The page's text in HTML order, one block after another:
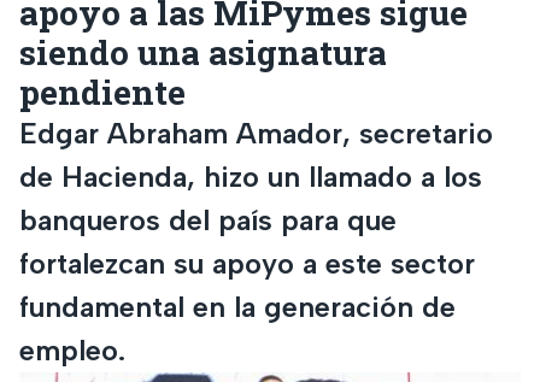
apoyo a las MiPymes sigue
siendo una asignatura
pendiente
Edgar Abraham Amador, secretario
de Hacienda, hizo un llamado a los
banqueros del país para que
fortalezcan su apoyo a este sector
fundamental en la generación de
empleo.